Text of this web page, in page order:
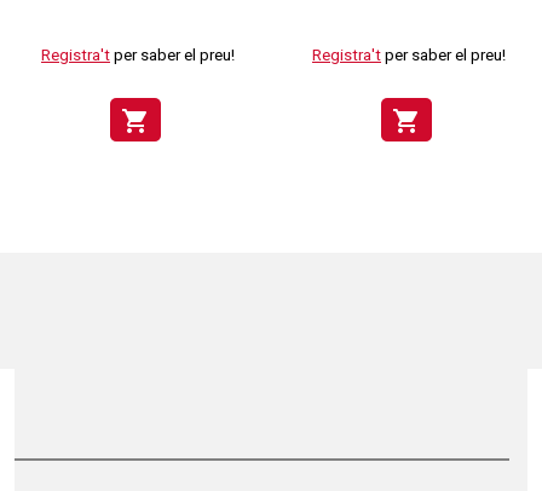
Registra't per saber el preu!
shopping_cart
Registra't per saber el preu!
shopping_cart